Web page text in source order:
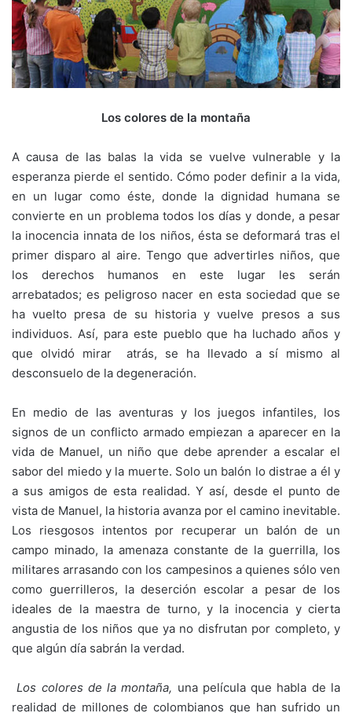
Los colores de la montaña
A causa de las balas la vida se vuelve vulnerable y la
esperanza pierde el sentido. Cómo poder definir a la vida,
en un lugar como éste, donde la dignidad humana se
convierte en un problema todos los días y donde, a pesar
la inocencia innata de los niños, ésta se deformará tras el
primer disparo al aire. Tengo que advertirles niños, que
los derechos humanos en este lugar les serán
arrebatados; es peligroso nacer en esta sociedad que se
ha vuelto presa de su historia y vuelve presos a sus
individuos. Así, para este pueblo que ha luchado años y
que olvidó mirar atrás, se ha llevado a sí mismo al
desconsuelo de la degeneración.
En medio de las aventuras y los juegos infantiles, los
signos de un conflicto armado empiezan a aparecer en la
vida de Manuel, un niño que debe aprender a escalar el
sabor del miedo y la muerte. Solo un balón lo distrae a él y
a sus amigos de esta realidad. Y así, desde el punto de
vista de Manuel, la historia avanza por el camino inevitable.
Los riesgosos intentos por recuperar un balón de un
campo minado, la amenaza constante de la guerrilla, los
militares arrasando con los campesinos a quienes sólo ven
como guerrilleros, la deserción escolar a pesar de los
ideales de la maestra de turno, y la inocencia y cierta
angustia de los niños que ya no disfrutan por completo, y
que algún día sabrán la verdad.
Los colores de la montaña, una película que habla de la
realidad de millones de colombianos que han sufrido un